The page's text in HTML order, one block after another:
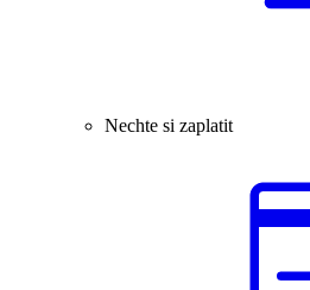
Nechte si zaplatit